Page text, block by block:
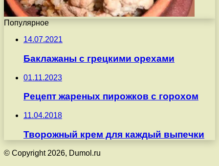
Популярное
14.07.2021
Баклажаны с грецкими орехами
01.11.2023
Рецепт жареных пирожков с горохом
11.04.2018
Творожный крем для каждый выпечки
© Copyright 2026, Dumol.ru